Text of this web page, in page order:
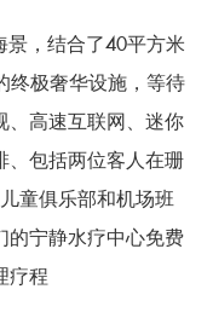
，结合了40平方米
终极奢华设施，等待
、高速互联网、迷你
、包括两位客人在珊
童俱乐部和机场班
的宁静水疗中心免费
疗程